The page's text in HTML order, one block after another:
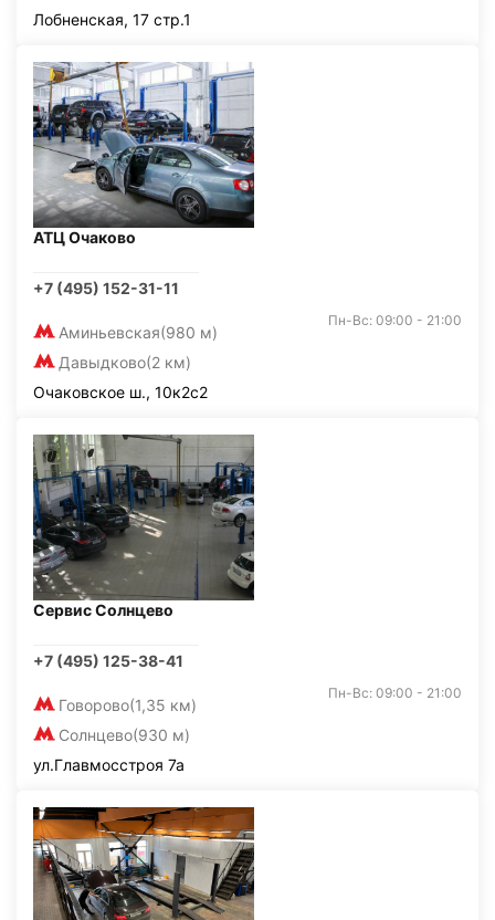
Лобненская, 17 стр.1
АТЦ Очаково
+7 (495) 152-31-11
Аминьевская(980 м)
Давыдково(2 км)
Пн-Вс: 09:00 - 21:00
Очаковское ш., 10к2с2
Сервис Солнцево
+7 (495) 125-38-41
Говорово(1,35 км)
Солнцево(930 м)
Пн-Вс: 09:00 - 21:00
ул.Главмосстроя 7а